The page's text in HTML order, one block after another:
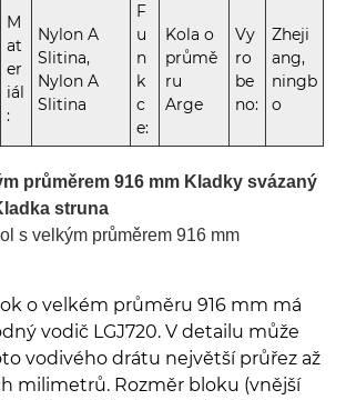
M
at
er
iál
:
Nylon A
Slitina,
Nylon A
Slitina
F
u
n
k
c
e:
Kola o
průmě
ru
Arge
Vy
ro
be
no:
Zheji
ang,
ningb
o
průměrem 916 mm Kladky svázaný
struna
s velkým průměrem 916 mm
o velkém průměru 916 mm má
vodič LGJ720. V detailu může
vodivého drátu největší průřez až
milimetrů. Rozměr bloku (vnější